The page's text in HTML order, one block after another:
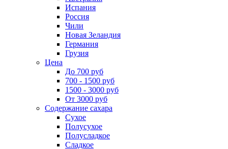
Испания
Россия
Чили
Новая Зеландия
Германия
Грузия
Цена
До 700 руб
700 - 1500 руб
1500 - 3000 руб
От 3000 руб
Содержание сахара
Сухое
Полусухое
Полусладкое
Сладкое